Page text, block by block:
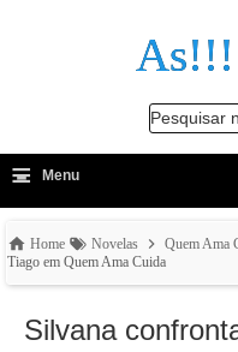
Pesquisar
-
≡ Menu
Home Novelas Quem Ama
Tiago em Quem Ama Cuida
Silvana